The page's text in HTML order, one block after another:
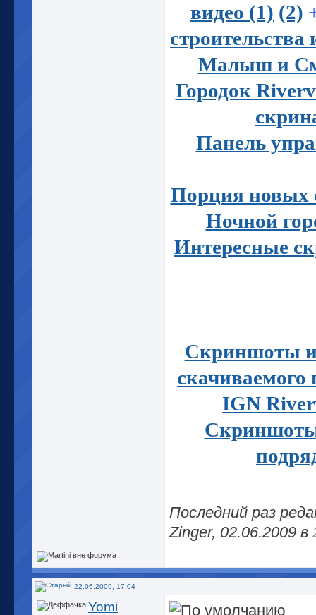
видео (1) (2)
Малыш и
Городок
Панель
Порция новых
Ночной
Интересные
Скриншоты
скачиваемого
IGN
Скриншоты
Последний раз
Zinger, 02.06.2009 в
22.06.2009, 17:04
Yomi